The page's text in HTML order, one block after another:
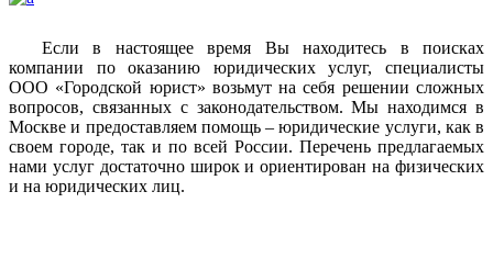
Если в настоящее время Вы находитесь в поисках
компании по оказанию юридических услуг, специалисты
ООО «Городской юрист» возьмут на себя решении сложных
вопросов, связанных с законодательством. Мы находимся в
Москве и предоставляем помощь – юридические услуги, как в
своем городе, так и по всей России. Перечень предлагаемых
нами услуг достаточно широк и ориентирован на физических
и на юридических лиц.